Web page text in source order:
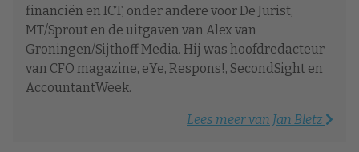
financiën en ICT, onder andere voor De Jurist,
MT/Sprout en de uitgaven van Alex van
Groningen/Sijthoff Media. Hij was hoofdredacteur
van CFO magazine, eYe, Respons!, SecondSight en
AccountantWeek.
Lees meer van Jan Bletz